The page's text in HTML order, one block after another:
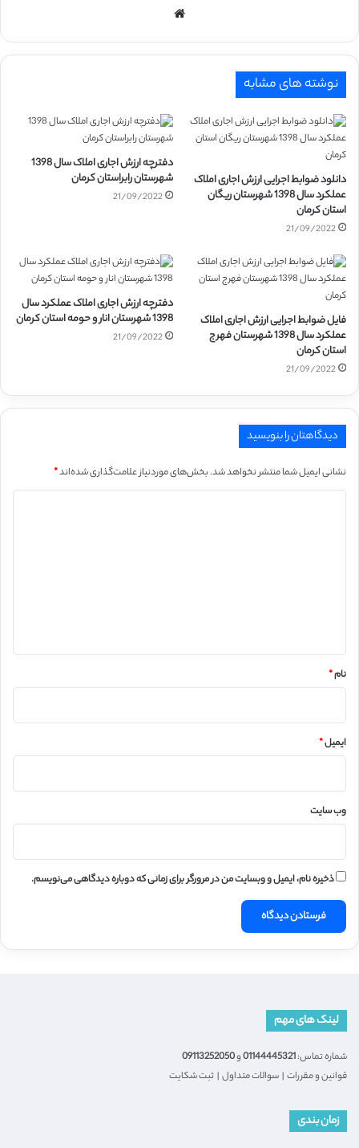
نوشته های مشابه
دانلود ضوابط اجرایی ارزش اجاری املاک
عملکرد سال 1398 شهرستان ریگان
استان کرمان
21/09/2022
دفترچه ارزش اجاری املاک سال 1398
شهرستان رابراستان کرمان
21/09/2022
فایل ضوابط اجرایی ارزش اجاری املاک
عملکرد سال 1398 شهرستان فهرج
استان کرمان
21/09/2022
دفترچه ارزش اجاری املاک عملکرد سال
1398 شهرستان انار و حومه استان کرمان
21/09/2022
دیدگاهتان را بنویسید
نشانی ایمیل شما منتشر نخواهد شد.بخش‌های موردنیاز علامت‌گذاری شده‌اند*
نام*
ایمیل*
وب‌ سایت
ذخیره نام، ایمیل و وبسایت من در مرورگر برای زمانی که دوباره دیدگاهی می‌نویسم.
لینک های مهم
شماره تماس:01144445321و09113252050
قوانین و مقررات | سوالات متداول | ثبت شکایت
زمان بندی